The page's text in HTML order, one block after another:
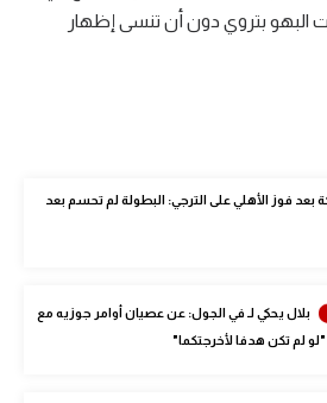
البهو بتروي دون أن تنسى إظهار
بعد فوز الأهلي على الترجي: البطولة لم تحسم بعد
بلال يحكي لـ في الجول: عن عصيان أوامر جوزيه مع
"لو لم تكن هدفا لأخرجتكما"